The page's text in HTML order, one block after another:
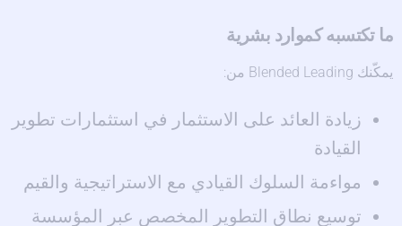
ما تكتسبه كموارد بشرية
يمكّنك Blended Leading من:
زيادة العائد على الاستثمار في استثمارات تطوير
القيادة
مواءمة السلوك القيادي مع الاستراتيجية والقيم
توسيع نطاق التطوير المخصص عبر المؤسسة